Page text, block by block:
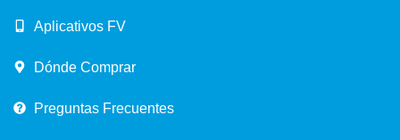
Aplicativos FV
Dónde Comprar
Preguntas Frecuentes